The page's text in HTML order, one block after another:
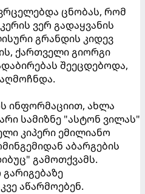
ცნობას, რომ
ვერ გადაყვანის
გრანდის კიდევ
ქართველი გიორგი
შეეცდებოდა,
ინფორმაციით, ახლა
სამიზნე "ასტონ ვილას"
კიპერი ემილიანო
აბარგების
გამოთქვამს.
აწარმოებენ.